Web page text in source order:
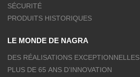
SÉCURITÉ
PRODUITS HISTORIQUES
LE MONDE DE NAGRA
DES RÉALISATIONS EXCEPTIONNELLES
PLUS DE 65 ANS D’INNOVATION